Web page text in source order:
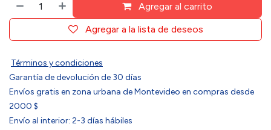
Agregar al carrito
Agregar a la lista de deseos
Términos y condiciones
Garantía de devolución de 30 días
Envíos gratis en zona urbana de Montevideo en compras desde
2000 $
Envío al interior: 2-3 días hábiles